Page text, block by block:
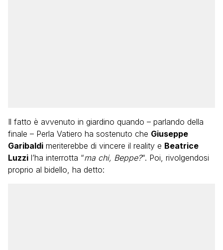
Il fatto è avvenuto in giardino quando – parlando della
finale – Perla Vatiero ha sostenuto che Giuseppe
Garibaldi meriterebbe di vincere il reality e Beatrice
Luzzi l’ha interrotta “ma chi, Beppe?“. Poi, rivolgendosi
proprio al bidello, ha detto: